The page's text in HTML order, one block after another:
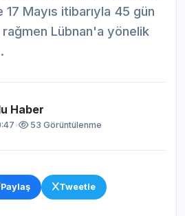
Mayıs itibarıyla 45 gün
Lübnan'a yönelik
Haber
• 53 Görüntülenme
Paylaş Tweetle